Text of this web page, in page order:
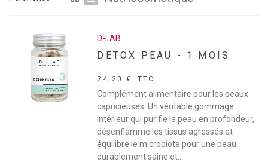
D-LAB
DÉTOX PEAU - 1 MOIS
24,20 € TTC
Complément alimentaire pour les peaux
capricieuses. Un véritable gommage
intérieur qui purifie la peau en profondeur,
désenflamme les tissus agressés et
équilibre le microbiote pour une peau
durablement saine et...